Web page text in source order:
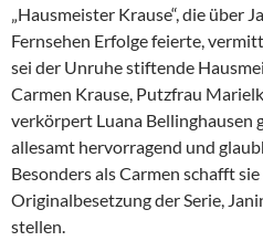
„Hausmeister Krause“, die über
Fernsehen Erfolge feierte,
sei der Unruhe stiftende
Carmen Krause, Putzfrau
verkörpert Luana Bellinghausen
allesamt hervorragend und
Besonders als Carmen schafft sie
Originalbesetzung der Serie,
stellen.